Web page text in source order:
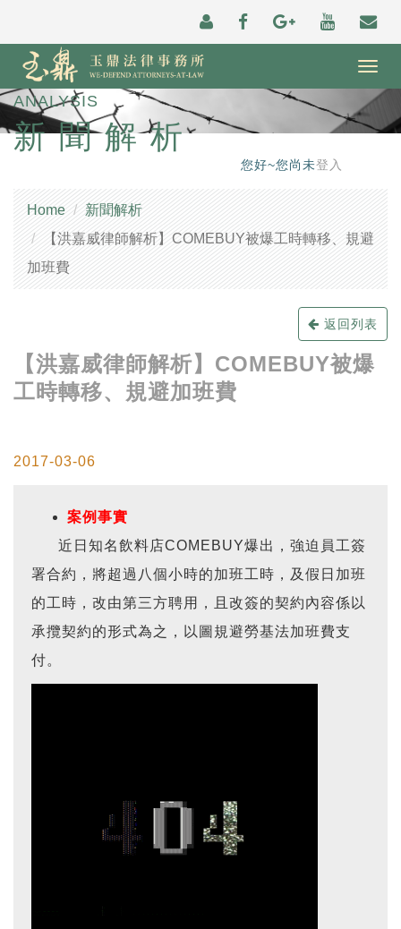
ANALYSIS
新聞解析
您好~您尚未登入
Home
新聞解析
【洪嘉威律師解析】COMEBUY被爆工時轉移、規避
加班費
返回列表
【洪嘉威律師解析】COMEBUY被爆
工時轉移、規避加班費
2017-03-06
案例事實
近日知名飲料店COMEBUY爆出，強迫員工簽
署合約，將超過八個小時的加班工時，及假日加班
的工時，改由第三方聘用，且改簽的契約內容係以
承攬契約的形式為之，以圖規避勞基法加班費支
付。